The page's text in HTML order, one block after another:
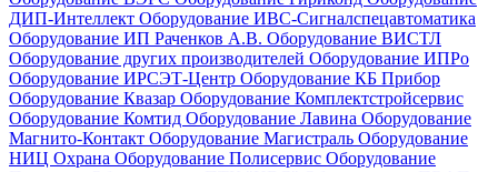
ДИП-Интеллект Оборудование ИВС-Сигналспецавтоматика
Оборудование ИП Раченков А.В. Оборудование ВИСТЛ
Оборудование других производителей Оборудование ИПРо
Оборудование ИРСЭТ-Центр Оборудование КБ Прибор
Оборудование Квазар Оборудование Комплектстройсервис
Оборудование Комтид Оборудование Лавина Оборудование
Магнито-Контакт Оборудование Магистраль Оборудование
НИЦ Охрана Оборудование Полисервис Оборудование